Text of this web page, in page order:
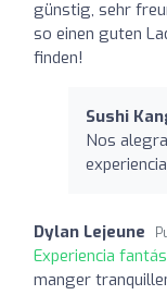
günstig, sehr
so einen guten
finden!
Sushi
Nos
Dylan Lejeune
Experiencia
manger